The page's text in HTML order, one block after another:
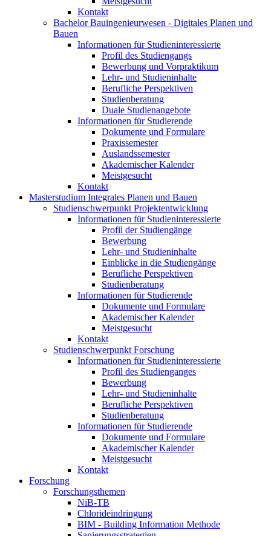
Kontakt
Bachelor Bauingenieurwesen - Digitales Planen und
Bauen
Informationen für Studieninteressierte
Profil des Studiengangs
Bewerbung und Vorpraktikum
Lehr- und Studieninhalte
Berufliche Perspektiven
Studienberatung
Duale Studienangebote
Informationen für Studierende
Dokumente und Formulare
Praxissemester
Auslandssemester
Akademischer Kalender
Meistgesucht
Kontakt
Masterstudium Integrales Planen und Bauen
Studienschwerpunkt Projektentwicklung
Informationen für Studieninteressierte
Profil der Studiengänge
Bewerbung
Lehr- und Studieninhalte
Einblicke in die Studiengänge
Berufliche Perspektiven
Studienberatung
Informationen für Studierende
Dokumente und Formulare
Akademischer Kalender
Meistgesucht
Kontakt
Studienschwerpunkt Forschung
Informationen für Studieninteressierte
Profil des Studienganges
Bewerbung
Lehr- und Studieninhalte
Berufliche Perspektiven
Studienberatung
Informationen für Studierende
Dokumente und Formulare
Akademischer Kalender
Meistgesucht
Kontakt
Forschung
Forschungsthemen
NiB-TB
Chlorideindringung
BIM - Building Information Methode